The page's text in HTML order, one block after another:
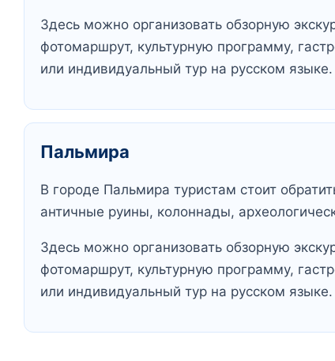
Здесь можно организовать обзорную
фотомаршрут, культурную программу,
или индивидуальный тур на русском языке.
Пальмира
В городе Пальмира туристам стоит
античные руины, колоннады,
Здесь можно организовать обзорную
фотомаршрут, культурную программу,
или индивидуальный тур на русском языке.